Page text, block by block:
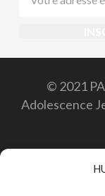
© 2021
Adolescence